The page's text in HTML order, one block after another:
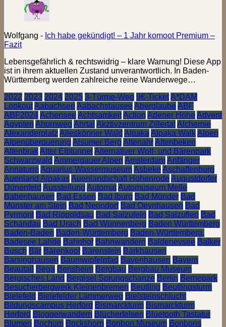
Wolfgang - Ich habe gekündigt! – 1 Jahr komoot Premium –
Fazit
Lebensgefährlich & rechtswidrig – klare Warnung! Diese App
ist in ihrem aktuellen Zustand unverantwortlich. In Baden-
Württemberg werden zahlreiche reine Wanderwege…
2022 2023 2024 2025 3-Türme-Weg 9€-TicketA*DAM
LookoutAabachseeAabachstauseeAberglaubeABF
ABF2024AchenseeAchtsamkeitAction Adener HöheAdvent
Ägypten Ahornweg Ahrtal Akztivzentrum Zillertal Alchemie
Alexanderplatz Alleskönner Wald Alpaka Alpaka WalkAlpen
Alpenüberquerung Alsumer Berg AltenahrAltenbeken
AltenbrakAlter Elbtunnel Alternativer Wolf- und Bärenpark
Schwarzwald Ammergauer Alpen AmsterdamAnfänger
AnnaturmAquarius WassermuseumAsbekeAschaffenburg
Auenland AlpakasAuenlandschaft HohenrodeAugustdorfer
Dünenfeld Ausstellung AutomatAutomuseum Melle
Babenhausen Bad Essen Bad Iburg Bad Münder Bad
Münster am Stein Bad Nenndorf Bad Oeynhausen Bad
Pyrmont Bad Rippoldsau Bad Salzufeln Bad Salzuflen Bad
Schandau Bad Urach Bad Wünnenberg Baden Württemberg
Baden-Baden Baden-Württemberg Baden-Württemberg.
Badesee Lahde Bahnhof Bahnwandern Baldeneysee Balker
Busch Bär Bärenkopf Bärenstein Barkhausen
Barsinghausen Baumwipfelpfad Bavenhausen Bayern
Beautail
Bega Bensheim Bergbau Bergbau Museum
Bergisches Land Bergisel Sprungschanze Berlin Bernepark
Besucherbergwerk Kleinenbremen Beutling Beutlingsturm
Bielefeld Bielefelder Lämmerweg Bielsteinschlucht
Bildungscampus Herford Bismarckturm Bismarckturm
Herford Bloggerwandern Blücherfelsen Bluetooth Tastatur
Blumen Bochum Bockshorn Bonbon Museum Bonbons